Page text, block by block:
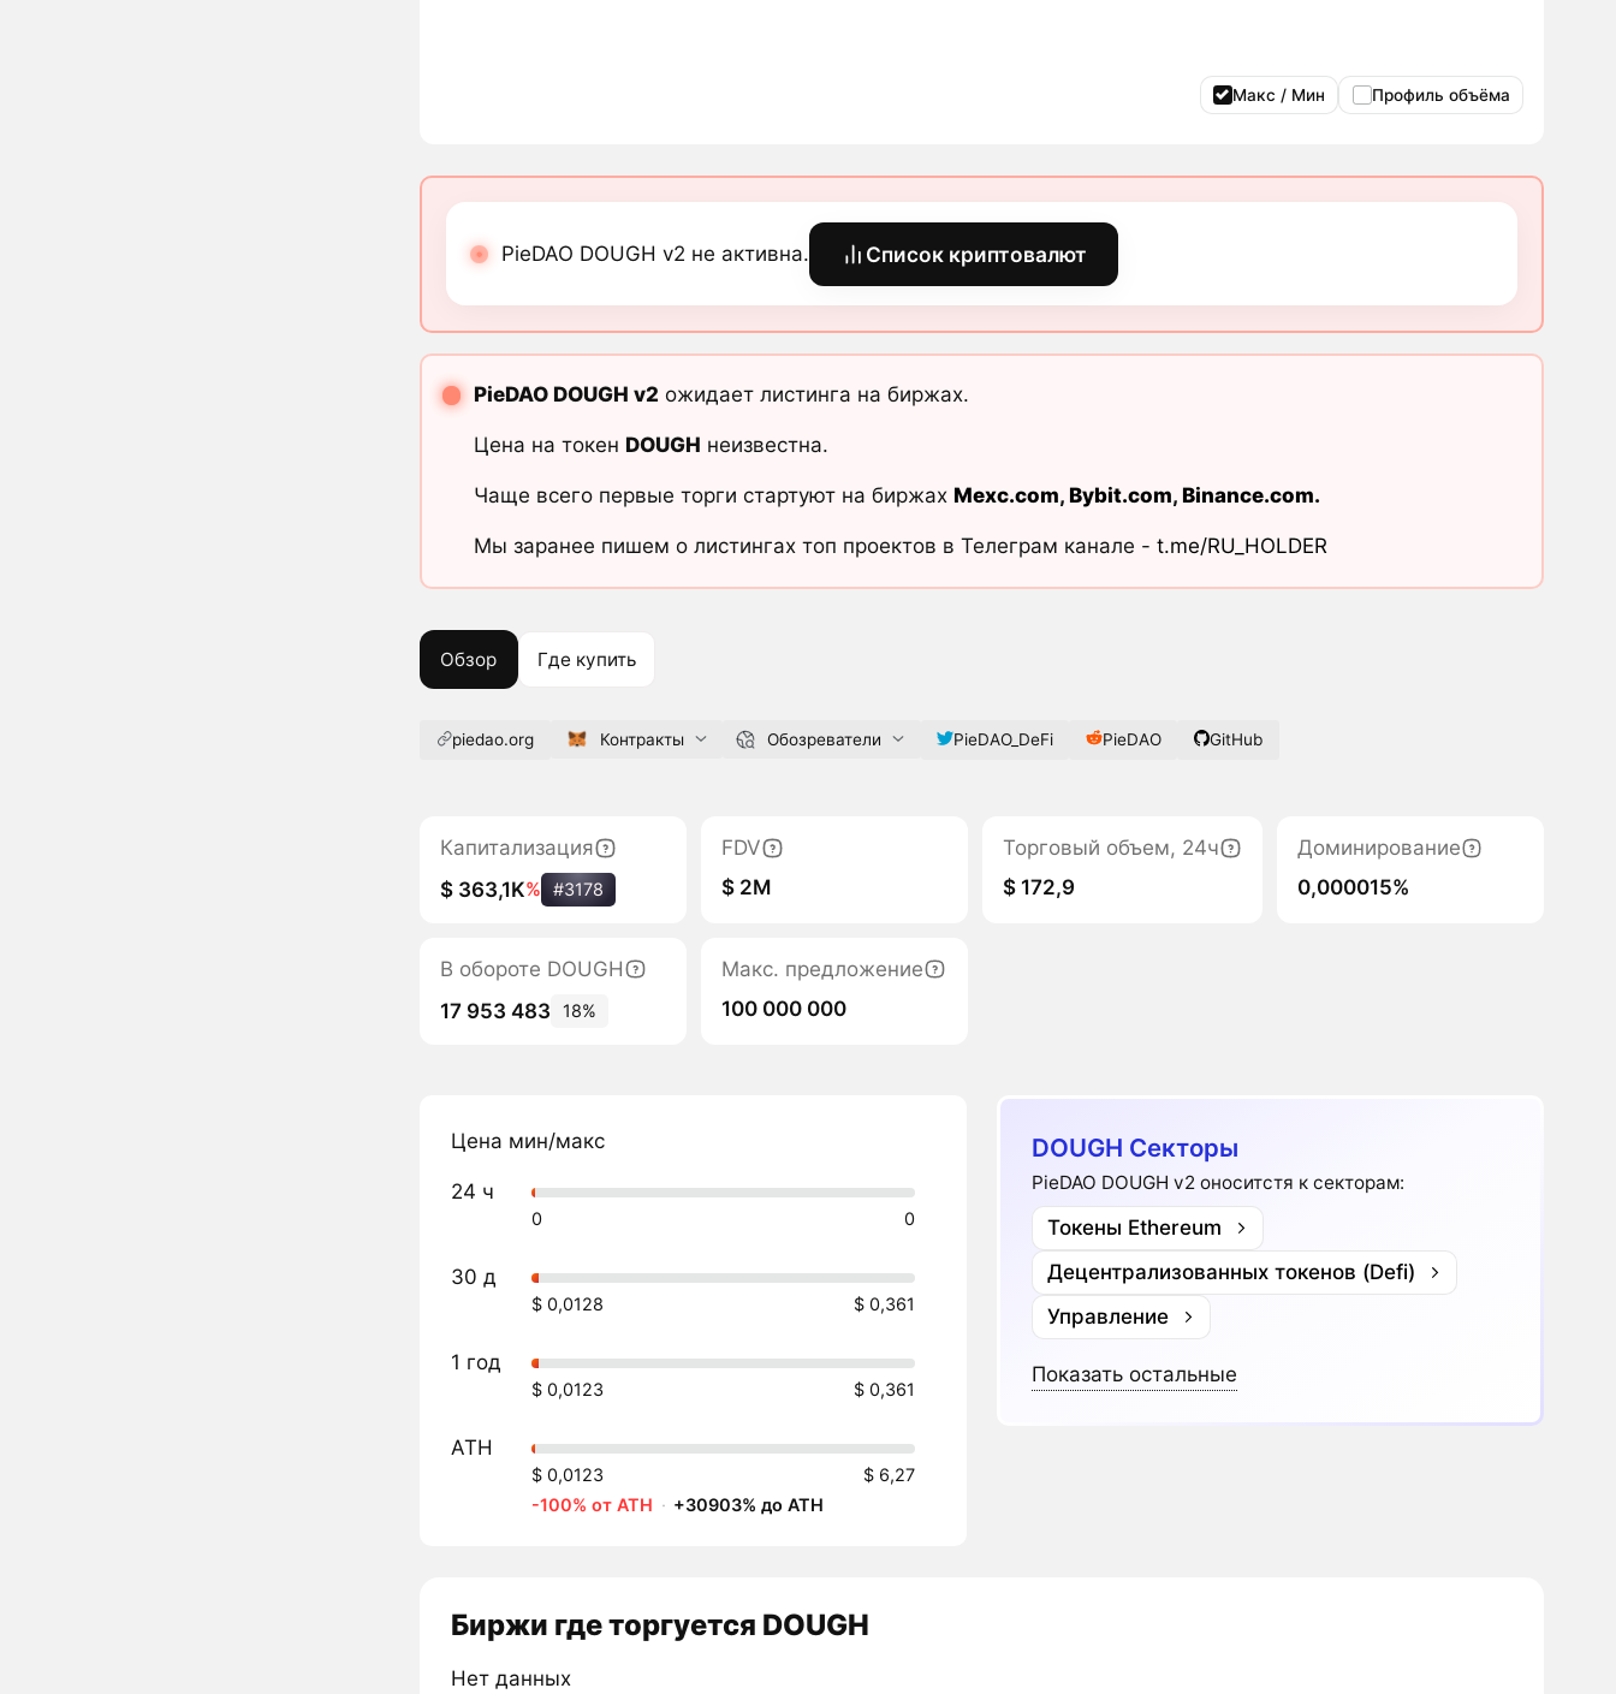
Макс / Мин Профиль объёма
PieDAO DOUGH v2 не активна. Список криптовалют
PieDAO DOUGH v2 ожидает листинга на биржах.
Цена на токен DOUGH неизвестна.
Чаще всего первые торги стартуют на биржах Mexc.com, Bybit.com, Binance.com.
Мы заранее пишем о листингах топ проектов в Телеграм канале - t.me/RU_HOLDER
Обзор Где купить
piedao.org Контракты Обозреватели PieDAO_DeFi PieDAO GitHub
Капитализация
$ 363,1K% #3178
FDV
$ 2M
Торговый объем, 24ч
$ 172,9
Доминирование
0,000015%
В обороте DOUGH
17 953 483
18%
Макс. предложение
100 000 000
Цена мин/макс
24 ч
0 0
30 д
$ 0,0128 $ 0,361
1 год
$ 0,0123 $ 0,361
ATH
$ 0,0123
$ 6,27
-100% от ATH · +30903% до ATH
DOUGH Секторы
PieDAO DOUGH v2 оноситстя к секторам:
Токены Ethereum
Децентрализованных токенов (Defi)
Управление
Показать остальные
Биржи где торгуется DOUGH
Нет данных